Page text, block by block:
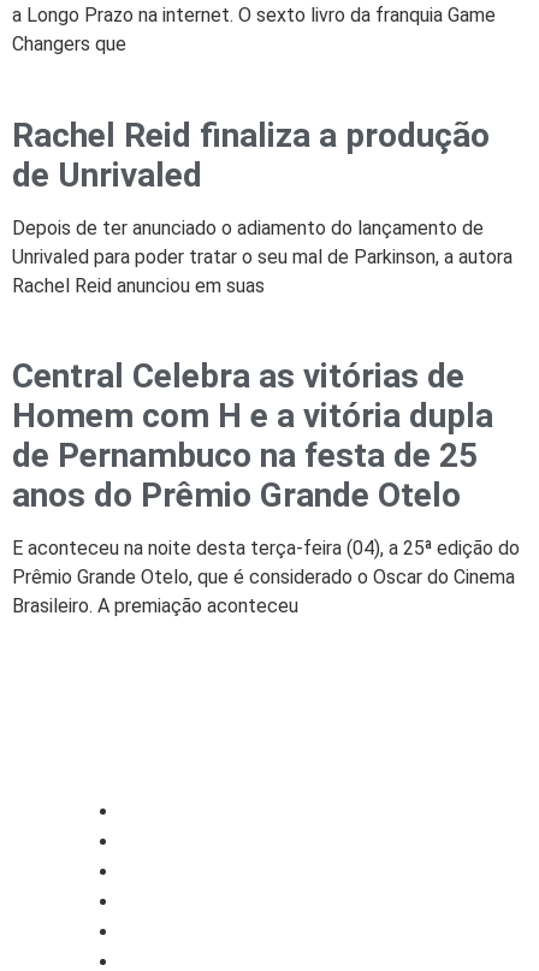
a Longo Prazo na internet. O sexto livro da franquia Game
Changers que
Rachel Reid finaliza a produção
de Unrivaled
Depois de ter anunciado o adiamento do lançamento de
Unrivaled para poder tratar o seu mal de Parkinson, a autora
Rachel Reid anunciou em suas
Central Celebra as vitórias de
Homem com H e a vitória dupla
de Pernambuco na festa de 25
anos do Prêmio Grande Otelo
E aconteceu na noite desta terça-feira (04), a 25ª edição do
Prêmio Grande Otelo, que é considerado o Oscar do Cinema
Brasileiro. A premiação aconteceu